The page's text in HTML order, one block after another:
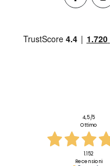
4,5/5
Ottimo
1.152
Recensioni